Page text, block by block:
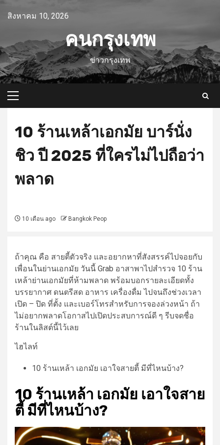
สิงหาคม 10, 2026
คนกรุงเทพ
ข่าวกรุงเทพ
Primary
Menu
10 ร้านเหล้าเอกมัย บาร์นั่ง
ชิว ปี 2025 ที่ใครไม่ไปถือว่า
พลาด
10 เดือน ago Bangkok Peop
ถ้าคุณ คือ สายตี้ตัวจริง และอยากหาที่สังสรรค์ไปจอยกับ
เพื่อนในย่านเอกมัย วันนี้ Grab อาสาพาไปสำรวจ 10 ร้าน
เหล้าย่านเอกมัยที่ห้ามพลาด พร้อมบอกรายละเอียดทั้ง
บรรยากาศ ดนตรีสด อาหาร เครื่องดื่ม ไปจนถึงช่วงเวลา
เปิด – ปิด ที่ตั้ง และเบอร์โทรสำหรับการจองล่วงหน้า ถ้า
ไม่อยากพลาดโอกาสไปเปิดประสบการณ์ดี ๆ รีบจดชื่อ
ร้านในลิสต์นี้ไว้เลย
ไฮไลท์
10 ร้านเหล้า เอกมัย เอาใจสายตี้ มีที่ไหนบ้าง?
10 ร้านเหล้า เอกมัย เอาใจสาย
ตี้ มีที่ไหนบ้าง?